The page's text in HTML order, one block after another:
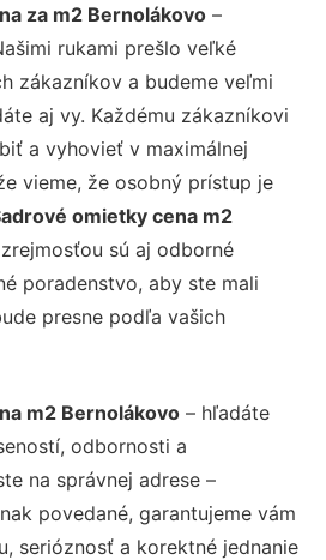
za m2 Bernolákovo –
rukami prešlo veľké
zákazníkov a budeme veľmi
aj vy. Každému zákazníkovi
a vyhovieť v maximálnej
vieme, že osobný prístup je
omietky cena m2
sú aj odborné
poradenstvo, aby ste mali
presne podľa vašich
m2 Bernolákovo – hľadáte
odbornosti a
na správnej adrese –
povedané, garantujeme vám
serióznosť a korektné jednanie